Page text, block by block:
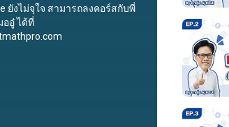
ยังไม่จุใจ สามารถลงคอร์สกับพี่
อู๋ ได้ที่